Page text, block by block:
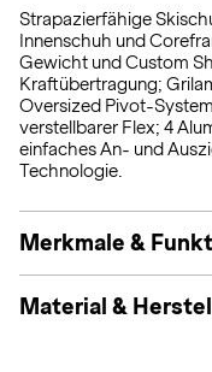
Strapazierfähige
Innenschuh und
Gewicht und Custom
Kraftübertragung;
Oversized Pivot-
verstellbarer Flex; 4
einfaches An- und
Technologie.
Merkmale &
Material &